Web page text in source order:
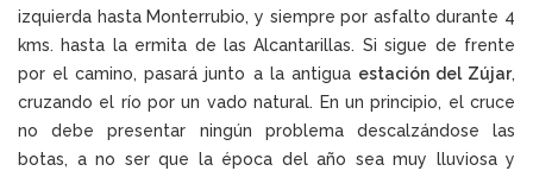
izquierda hasta Monterrubio, y siempre por asfalto durante 4
kms. hasta la ermita de las Alcantarillas. Si sigue de frente
por el camino, pasará junto a la antigua estación del Zújar,
cruzando el río por un vado natural. En un principio, el cruce
no debe presentar ningún problema descalzándose las
botas, a no ser que la época del año sea muy lluviosa y